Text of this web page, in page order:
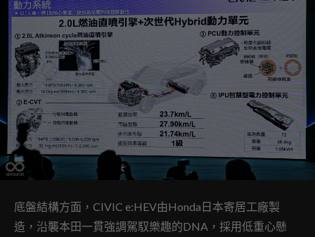
底盤結構方面，CIVIC e:HEV由Honda日本寄居工廠製
造，沿襲本田一貫強調駕馭樂趣的DNA，採用低重心懸